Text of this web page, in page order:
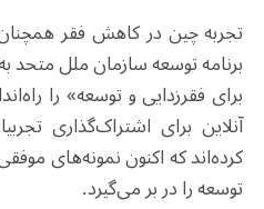
تجربه چین در کاهش فقر
برنامه توسعه سازمان ملل
برای فقر‌زدایی و توسعه» را
آنلاین برای اشتراک‌گذاری
توسعه را در بر می‌گیرد.